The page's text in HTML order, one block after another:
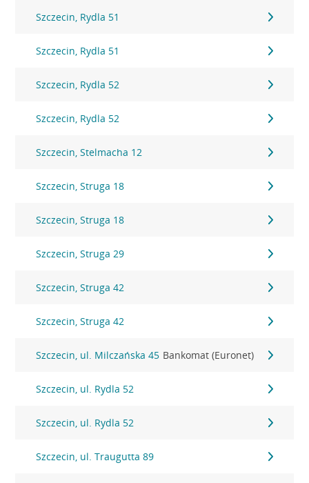
Szczecin, Rydla 51
Szczecin, Rydla 51
Szczecin, Rydla 52
Szczecin, Rydla 52
Szczecin, Stelmacha 12
Szczecin, Struga 18
Szczecin, Struga 18
Szczecin, Struga 29
Szczecin, Struga 42
Szczecin, Struga 42
Szczecin, ul. Milczańska 45 Bankomat (Euronet)
Szczecin, ul. Rydla 52
Szczecin, ul. Rydla 52
Szczecin, ul. Traugutta 89